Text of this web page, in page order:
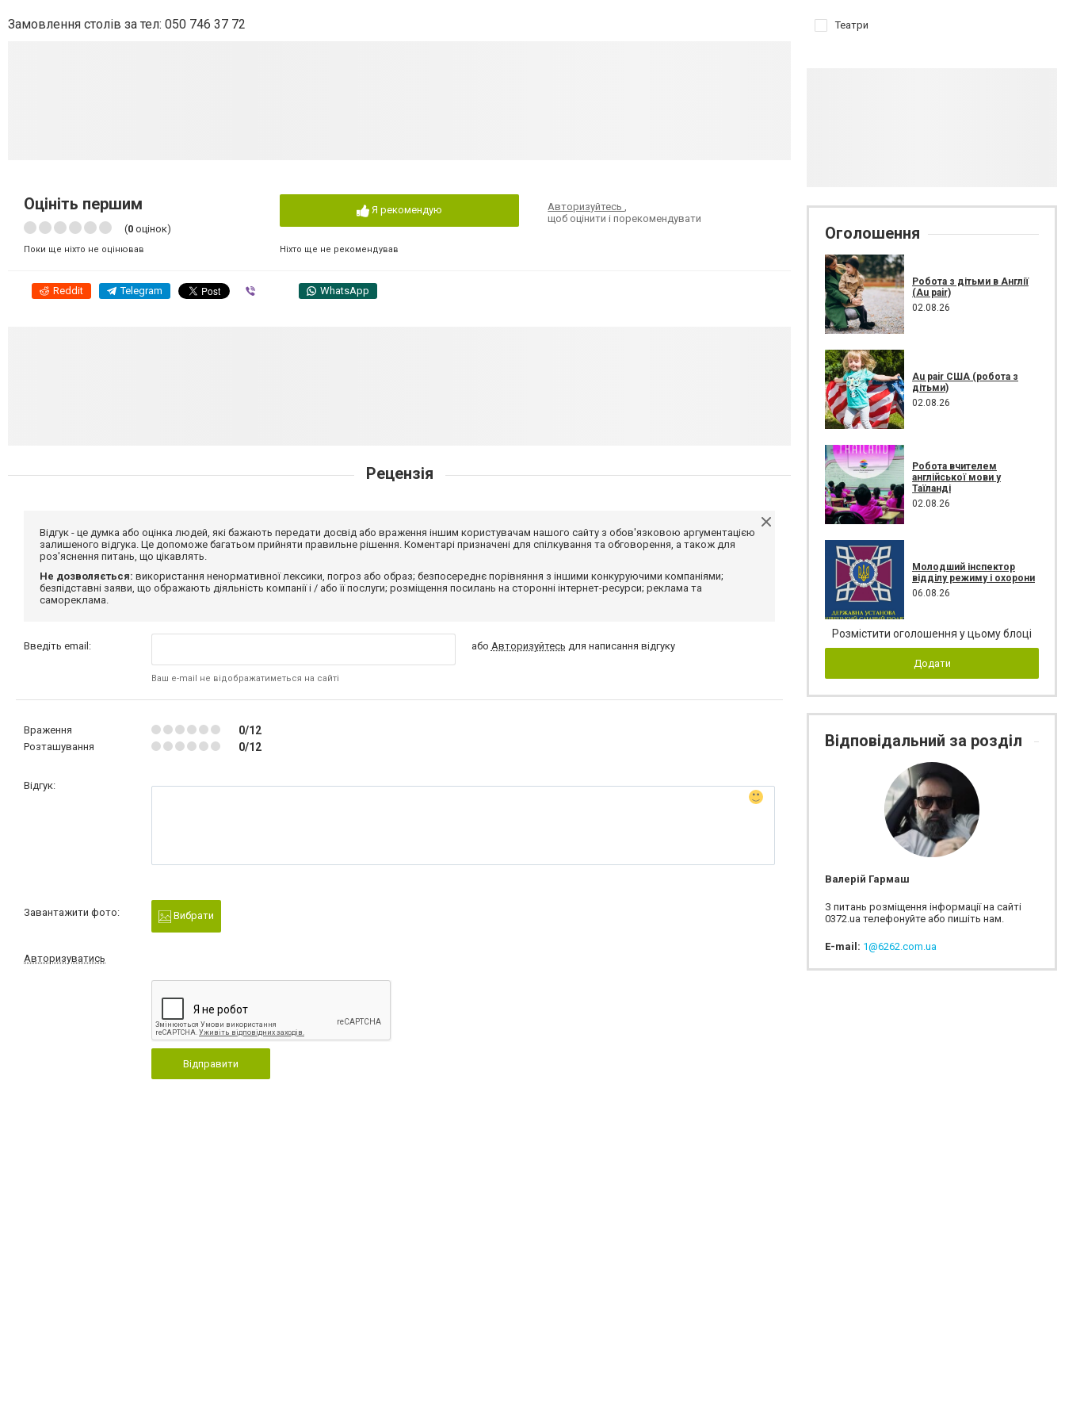
Замовлення столів за тел: 050 746 37 72
Оцініть першим
(0 оцінок)
Поки ще ніхто не оцінював
Я рекомендую
Ніхто ще не рекомендував
Авторизуйтесь,
щоб оцінити і порекомендувати
Reddit Telegram WhatsApp
Рецензія
Відгук - це думка або оцінка людей, які бажають передати досвід або враження іншим користувачам нашого сайту з обов'язковою аргументацією
залишеного відгука. Це допоможе багатьом прийняти правильне рішення. Коментарі призначені для спілкування та обговорення, а також для
роз'яснення питань, що цікавлять.
Не дозволяється: використання ненормативної лексики, погроз або образ; безпосереднє порівняння з іншими конкуруючими компаніями;
безпідставні заяви, що ображають діяльність компанії і / або її послуги; розміщення посилань на сторонні інтернет-ресурси; реклама та
самореклама.
Введіть email:
Ваш e-mail не відображатиметься на сайті
або Авторизуйтесь для написання відгуку
Враження 0/12
Розташування 0/12
Відгук:
Завантажити фото: Вибрати
Авторизуватись
Відправити
Театри
Оголошення
Робота з дітьми в Англії
(Au pair)
02.08.26
Au pair США (робота з
дітьми)
02.08.26
Робота вчителем
англійської мови у
Таїланді
02.08.26
Молодший інспектор
відділу режиму і охорони
06.08.26
Розмістити оголошення у цьому блоці
Додати
Відповідальний за розділ
Валерій Гармаш
З питань розміщення інформації на сайті
0372.ua телефонуйте або пишіть нам.
E-mail: 1@6262.com.ua